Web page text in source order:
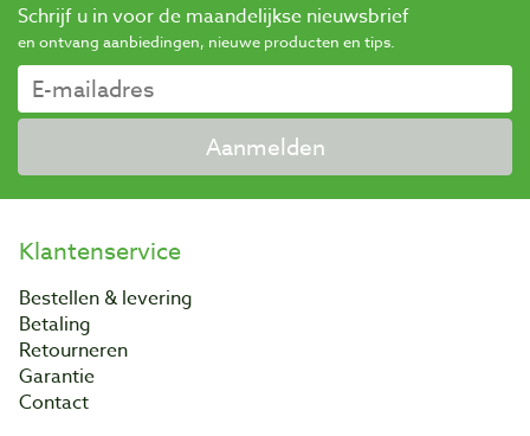
Schrijf u in voor de maandelijkse nieuwsbrief
en ontvang aanbiedingen, nieuwe producten en tips.
Aanmelden
Klantenservice
Bestellen & levering
Betaling
Retourneren
Garantie
Contact